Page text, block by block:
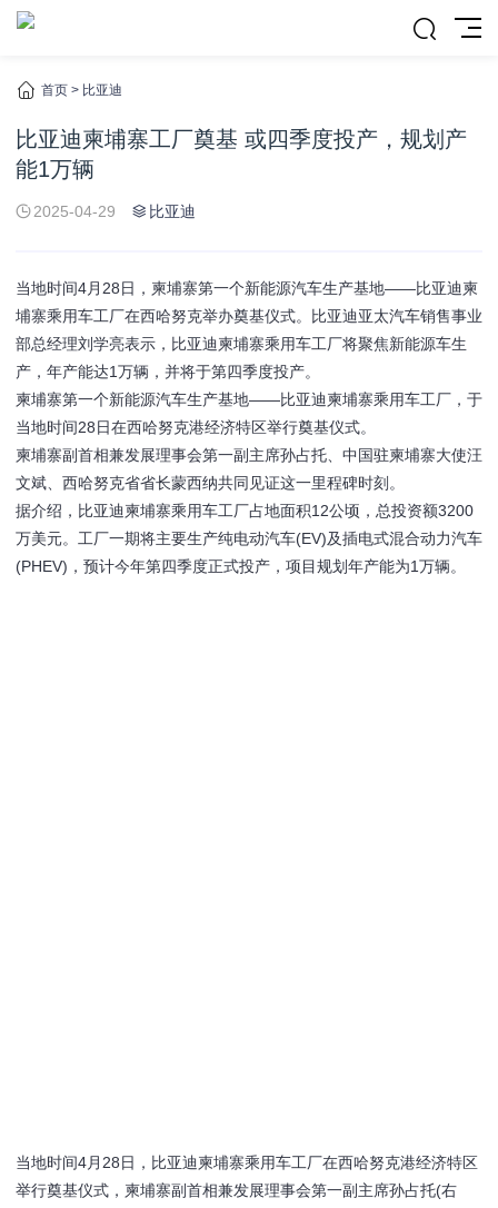
首页 > 比亚迪
比亚迪柬埔寨工厂奠基 或四季度投产，规划产
能1万辆
2025-04-29 比亚迪
当地时间4月28日，柬埔寨第一个新能源汽车生产基地——比亚迪柬
埔寨乘用车工厂在西哈努克举办奠基仪式。比亚迪亚太汽车销售事业
部总经理刘学亮表示，比亚迪柬埔寨乘用车工厂将聚焦新能源车生
产，年产能达1万辆，并将于第四季度投产。
柬埔寨第一个新能源汽车生产基地——比亚迪柬埔寨乘用车工厂，于
当地时间28日在西哈努克港经济特区举行奠基仪式。
柬埔寨副首相兼发展理事会第一副主席孙占托、中国驻柬埔寨大使汪
文斌、西哈努克省省长蒙西纳共同见证这一里程碑时刻。
据介绍，比亚迪柬埔寨乘用车工厂占地面积12公顷，总投资额3200
万美元。工厂一期将主要生产纯电动汽车(EV)及插电式混合动力汽车
(PHEV)，预计今年第四季度正式投产，项目规划年产能为1万辆。
当地时间4月28日，比亚迪柬埔寨乘用车工厂在西哈努克港经济特区
举行奠基仪式，柬埔寨副首相兼发展理事会第一副主席孙占托(右